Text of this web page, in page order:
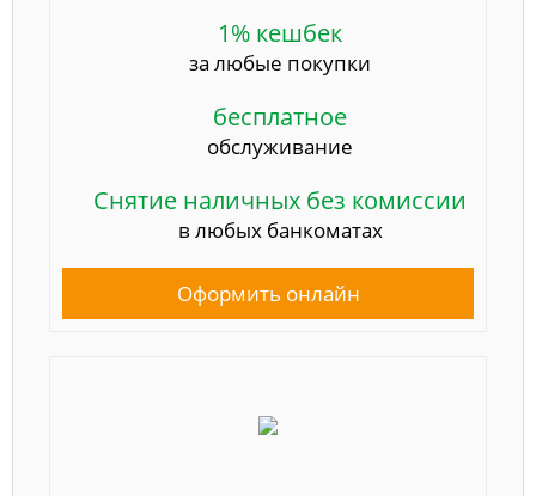
1% кешбек
за любые покупки
бесплатное
обслуживание
Снятие наличных без комиссии
в любых банкоматах
Оформить онлайн